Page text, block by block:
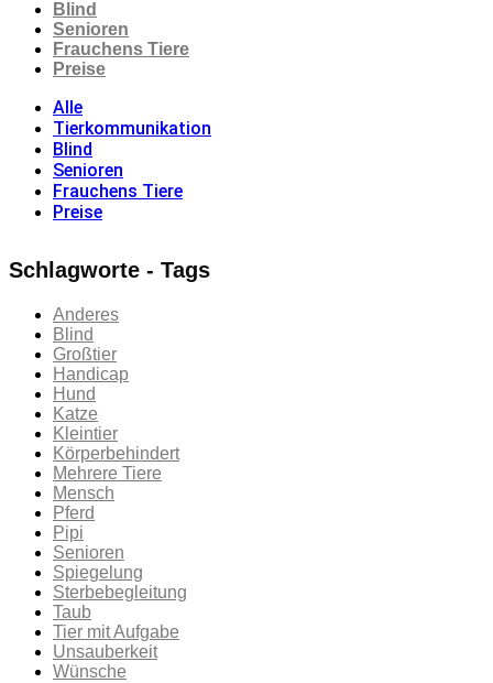
Blind
Senioren
Frauchens Tiere
Preise
Alle
Tierkommunikation
Blind
Senioren
Frauchens Tiere
Preise
Schlagworte - Tags
Anderes
Blind
Großtier
Handicap
Hund
Katze
Kleintier
Körperbehindert
Mehrere Tiere
Mensch
Pferd
Pipi
Senioren
Spiegelung
Sterbebegleitung
Taub
Tier mit Aufgabe
Unsauberkeit
Wünsche